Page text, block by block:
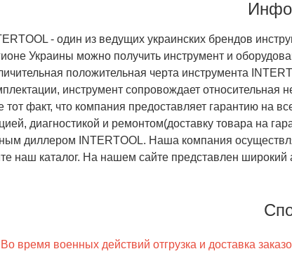
- один из ведущих украинских брендов
Украины можно получить инструмент и
положительная черта инструмента
инструмент сопровождает относительная
факт, что компания предоставляет гарантию на
диагностикой и ремонтом(доставку товара на
диллером INTERTOOL. Наша компания
наш каталог. На нашем сайте представлен
время военных действий отгрузка и доставка